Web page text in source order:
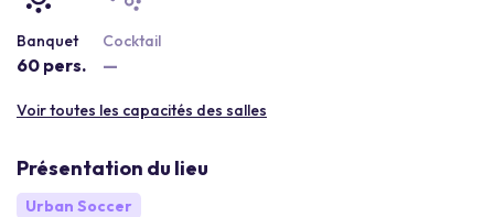
Banquet
60 pers.
Cocktail
—
Voir toutes les capacités des salles
Présentation du lieu
Urban Soccer